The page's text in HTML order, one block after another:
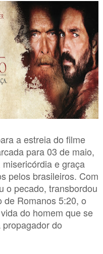
a estreia do filme
para 03 de maio,
e graça
pelos brasileiros. Com
o pecado, transbordou
de Romanos 5:20, o
do homem que se
do